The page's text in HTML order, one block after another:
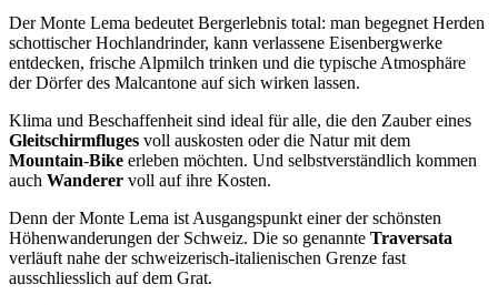
Der Monte Lema bedeutet Bergerlebnis total: man begegnet Herden
schottischer Hochlandrinder, kann verlassene Eisenbergwerke
entdecken, frische Alpmilch trinken und die typische Atmosphäre
der Dörfer des Malcantone auf sich wirken lassen.
Klima und Beschaffenheit sind ideal für alle, die den Zauber eines
Gleitschirmfluges voll auskosten oder die Natur mit dem
Mountain-Bike erleben möchten. Und selbstverständlich kommen
auch Wanderer voll auf ihre Kosten.
Denn der Monte Lema ist Ausgangspunkt einer der schönsten
Höhenwanderungen der Schweiz. Die so genannte Traversata
verläuft nahe der schweizerisch-italienischen Grenze fast
ausschliesslich auf dem Grat.